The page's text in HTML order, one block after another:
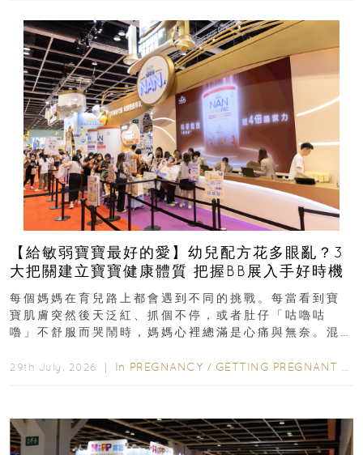
【給敏弱寶寶最好的愛】幼兒配方花多眼亂？3
大把關建立寶寶健康體質 把握BB展入手好時機
每個媽媽在育兒路上都會遇到不同的挑戰。每當看到寶
寶肌膚突然後天泛紅、抓個不停，或者肚仔「咕嚕咕
嚕」不舒服而哭鬧時，媽媽心裡總滿是心痛與無奈。混
29th July, 2026 ｜ In PREGNANCY / GETTING PREGNANT